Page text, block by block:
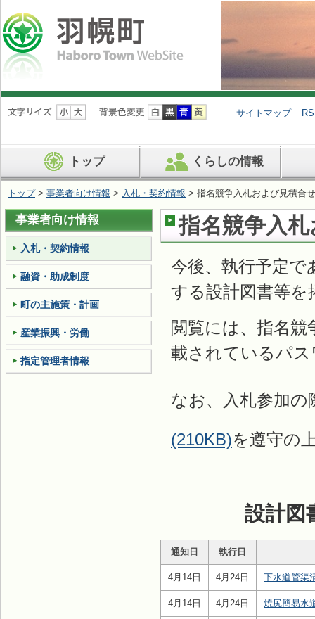
ナ
ビ
ン
を
ば
す
サイトマップ
トップ くらしの情報
トップ> 事業者向け情報 > 入札・契約情報 > 指名競争入札および見積合
指名競争入
今後、執行予定で
する設計図書等
閲覧には、指名競
載されているパ
なお、入札参加の
(210KB)を遵守の
設計図
通知日 執行日
4月14日 4月24日 下水道管渠
4月14日 4月24日 焼尻簡易水
事業者向け情報
入札・契約情報
融資・助成制度
町の主施策・計画
産業振興・労働
指定管理者情報